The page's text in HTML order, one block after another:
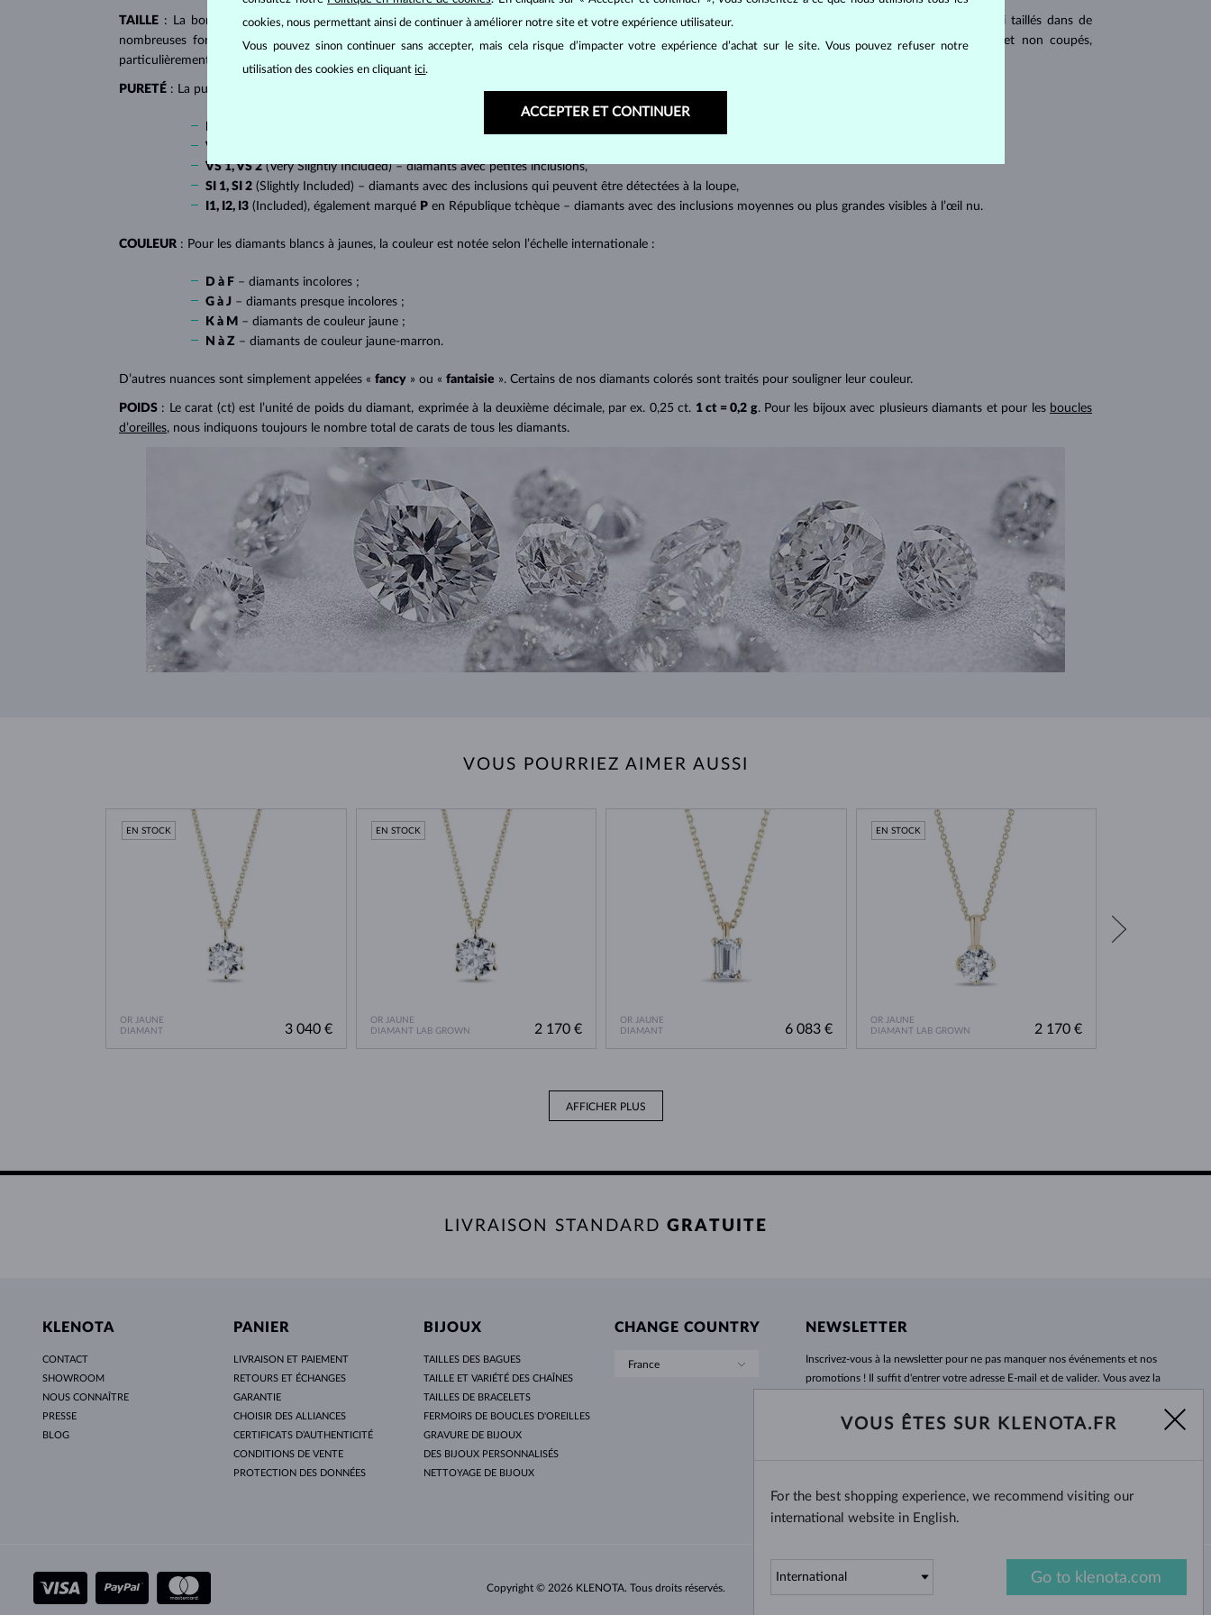
TAILLE : La bonne taille donne au diamant son éclat brillant. La taille ronde dite brillant appartient aux tailles les plus populaires. Les diamants sont aussi taillés dans de
nombreuses formes dites fantaisies, telles que la marquise, baguette, cœur, larme, ovale ou princesse (quadrilatère ou triangulaire avec angles pointus et non coupés,
particulièrement populaire sur
PURETÉ : La pureté de diamant est déterminée par la quantité, la taille et la répartition des inclusions ou bien des imperfections internes du diamant :
VVS 1, VVS 2
VS 1, VS 2(Very Slightly Included) – diamants avec petites inclusions,
SI 1, SI 2 (Slightly Included) – diamants avec des inclusions qui peuvent être détectées à la loupe,
I1, I2, I3 (Included), également marqué P en République tchèque – diamants avec des inclusions moyennes ou plus grandes visibles à l’œil nu.
COULEUR : Pour les diamants blancs à jaunes, la couleur est notée selon l’échelle internationale :
D à F – diamants incolores ;
G à J – diamants presque incolores ;
K à M – diamants de couleur jaune ;
N à Z – diamants de couleur jaune-marron.
D’autres nuances sont simplement appelées « fancy » ou « fantaisie ». Certains de nos diamants colorés sont traités pour souligner leur couleur.
POIDS : Le carat (ct) est l’unité de poids du diamant, exprimée à la deuxième décimale, par ex. 0,25 ct. 1 ct = 0,2 g. Pour les bijoux avec plusieurs diamants et pour les boucles
d’oreilles, nous indiquons toujours le nombre total de carats de tous les diamants.
VOUS POURRIEZ AIMER AUSSI
OR JAUNE
DIAMANT
EN STOCK
3 040 €
OR JAUNE
DIAMANT LAB GROWN
EN STOCK
2 170 €
OR JAUNE
DIAMANT
6 083 €
OR JAUNE
DIAMANT LAB GROWN
EN STOCK
2 170 €
AFFICHER PLUS
LIVRAISON STANDARD GRATUITE
KLENOTA
CONTACT
SHOWROOM
NOUS CONNAÎTRE
PRESSE
BLOG
PANIER
LIVRAISON ET PAIEMENT
RETOURS ET ÉCHANGES
GARANTIE
CHOISIR DES ALLIANCES
CERTIFICATS D’AUTHENTICITÉ
CONDITIONS DE VENTE
PROTECTION DES DONNÉES
BIJOUX
TAILLES DES BAGUES
TAILLE ET VARIÉTÉ DES CHAÎNES
TAILLES DE BRACELETS
FERMOIRS DE BOUCLES D'OREILLES
GRAVURE DE BIJOUX
DES BIJOUX PERSONNALISÉS
NETTOYAGE DE BIJOUX
CHANGE COUNTRY
France
NEWSLETTER
Inscrivez-vous àla newsletter pour ne pas manquer nos événements et nos
promotions ! Il suffit d'entrer votre adresse E-mail et de valider. Vous avez la
impatience.
Oui, je veux recevoir desnouvelles intéressantes par e-mail.
Copyright © 2026 KLENOTA. Tous droits réservés.
cookies, nous permettant ainsi de continuer à améliorer notre site et votre expérience utilisateur.
Vous pouvez sinon continuer sans accepter, mais cela risque d’impacter votre expérience d’achat sur le site. Vous pouvez refuser notre
utilisation des cookies en cliquantici.
ACCEPTER ET CONTINUER
VOUS ÊTES SUR KLENOTA.FR
For the best shopping experience, we recommend visiting our
international website in English.
Go to klenota.com